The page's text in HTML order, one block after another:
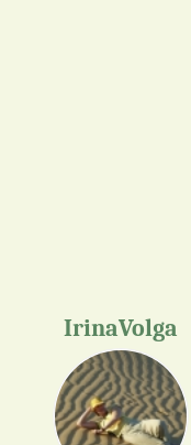
IrinaVolga